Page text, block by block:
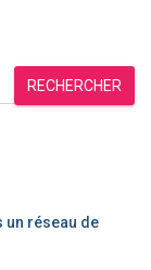
RECHERCHER
un réseau de